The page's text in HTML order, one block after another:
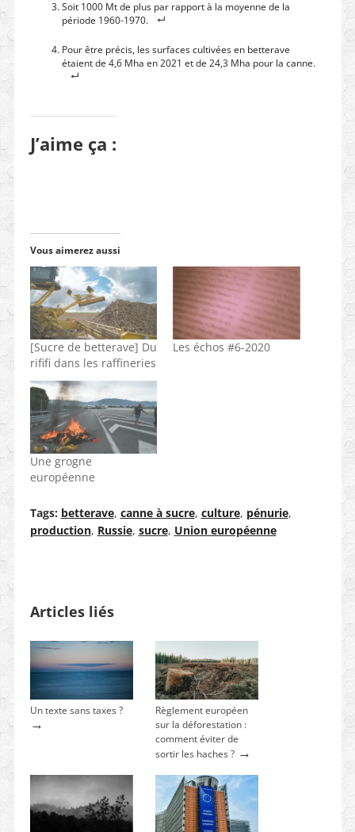
Soit 1000 Mt de plus par rapport à la moyenne de la
période 1960-1970.
Pour être précis, les surfaces cultivées en betterave
étaient de 4,6 Mha en 2021 et de 24,3 Mha pour la canne.
J’aime ça :
Vous aimerez aussi
[Sucre de betterave] Du
rififi dans les raffineries
Les échos #6-2020
Une grogne
européenne
Tags: betterave, canne à sucre, culture, pénurie,
production, Russie, sucre, Union européenne
Articles liés
Un texte sans taxes ?
→
Règlement européen
sur la déforestation :
comment éviter de
sortir les haches ?→